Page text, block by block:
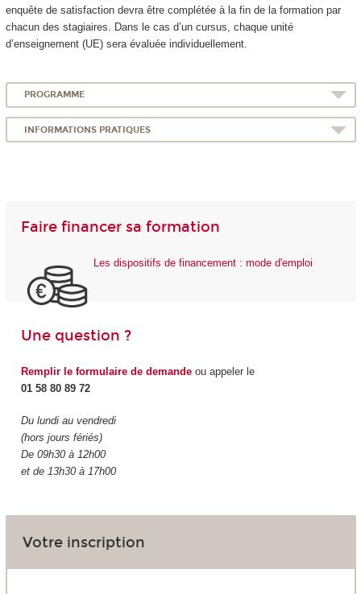
enquête de satisfaction devra être complétée à la fin de la formation par
chacun des stagiaires. Dans le cas d’un cursus, chaque unité
d’enseignement (UE) sera évaluée individuellement.
PROGRAMME
INFORMATIONS PRATIQUES
Faire financer sa formation
Les dispositifs de financement : mode d'emploi
Une question ?
Remplir le formulaire de demandeou appeler le
01 58 80 89 72
Du lundi au vendredi
(hors jours fériés)
De 09h30 à 12h00
et de 13h30 à 17h00
Votre inscription